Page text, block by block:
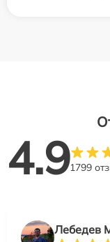
4.91799
Лебедев